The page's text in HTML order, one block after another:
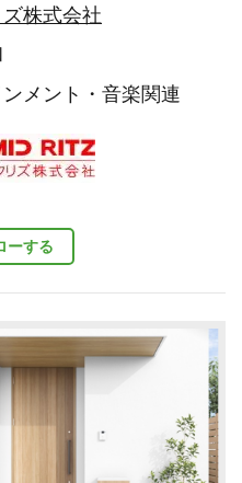
ーする
株式会社
メント・音楽関連